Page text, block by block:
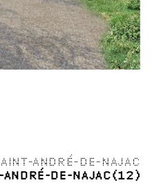
ANDRÉ-DE-NAJAC
ANDRÉ-DE-NAJAC(12)